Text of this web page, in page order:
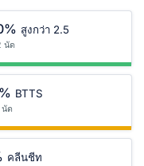
สูงกว่า 2.5
นัด
BTTS
นัด
คลีนชีท